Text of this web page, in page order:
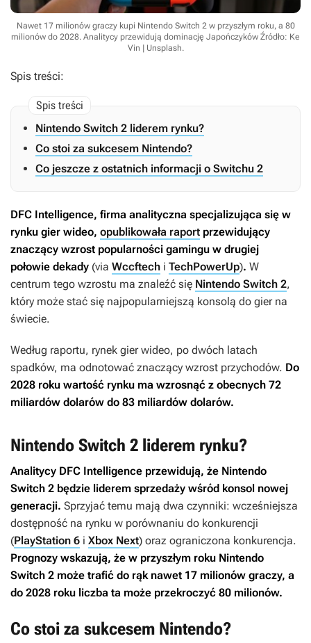
Nawet 17 milionów graczy kupi Nintendo Switch 2 w przyszłym roku, a 80
milionów do 2028. Analitycy przewidują dominację Japończyków Źródło: Ke
Vin | Unsplash.
Spis treści:
Nintendo Switch 2 liderem rynku?
Co stoi za sukcesem Nintendo?
Co jeszcze z ostatnich informacji o Switchu 2
DFC Intelligence, firma analityczna specjalizująca się w
rynku gier wideo, opublikowała raport przewidujący
znaczący wzrost popularności gamingu w drugiej
połowie dekady (via Wccftech i TechPowerUp). W
centrum tego wzrostu ma znaleźć się Nintendo Switch 2,
który może stać się najpopularniejszą konsolą do gier na
świecie.
Według raportu, rynek gier wideo, po dwóch latach
spadków, ma odnotować znaczący wzrost przychodów. Do
2028 roku wartość rynku ma wzrosnąć z obecnych 72
miliardów dolarów do 83 miliardów dolarów.
Nintendo Switch 2 liderem rynku?
Analitycy DFC Intelligence przewidują, że Nintendo
Switch 2 będzie liderem sprzedaży wśród konsol nowej
generacji. Sprzyjać temu mają dwa czynniki: wcześniejsza
dostępność na rynku w porównaniu do konkurencji
(PlayStation 6 i Xbox Next) oraz ograniczona konkurencja.
Prognozy wskazują, że w przyszłym roku Nintendo
Switch 2 może trafić do rąk nawet 17 milionów graczy, a
do 2028 roku liczba ta może przekroczyć 80 milionów.
Co stoi za sukcesem Nintendo?